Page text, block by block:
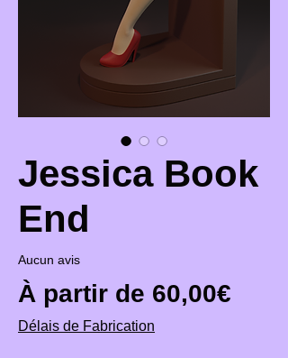
Jessica Book
End
Aucun avis
À partir de 60,00€
Délais de Fabrication